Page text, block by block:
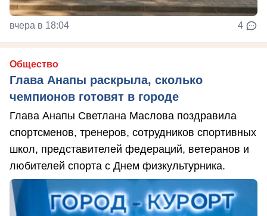
вчера в 18:04 4
Общество
Глава Анапы раскрыла, сколько
чемпионов готовят в городе
Глава Анапы Светлана Маслова поздравила
спортсменов, тренеров, сотрудников спортивных
школ, представителей федераций, ветеранов и
любителей спорта с Днем физкультурника.